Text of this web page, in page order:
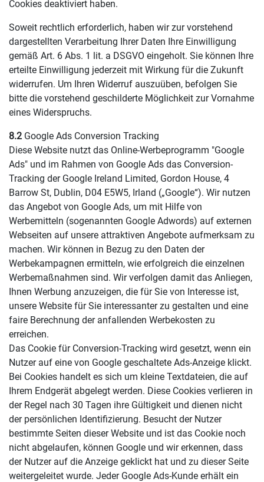
Cookies deaktiviert haben.
Soweit rechtlich erforderlich, haben wir zur vorstehend
dargestellten Verarbeitung Ihrer Daten Ihre Einwilligung
gemäß Art. 6 Abs. 1 lit. a DSGVO eingeholt. Sie können Ihre
erteilte Einwilligung jederzeit mit Wirkung für die Zukunft
widerrufen. Um Ihren Widerruf auszuüben, befolgen Sie
bitte die vorstehend geschilderte Möglichkeit zur Vornahme
eines Widerspruchs.
8.2 Google Ads Conversion Tracking
Diese Website nutzt das Online-Werbeprogramm "Google
Ads" und im Rahmen von Google Ads das Conversion-
Tracking der Google Ireland Limited, Gordon House, 4
Barrow St, Dublin, D04 E5W5, Irland („Google“). Wir nutzen
das Angebot von Google Ads, um mit Hilfe von
Werbemitteln (sogenannten Google Adwords) auf externen
Webseiten auf unsere attraktiven Angebote aufmerksam zu
machen. Wir können in Bezug zu den Daten der
Werbekampagnen ermitteln, wie erfolgreich die einzelnen
Werbemaßnahmen sind. Wir verfolgen damit das Anliegen,
Ihnen Werbung anzuzeigen, die für Sie von Interesse ist,
unsere Website für Sie interessanter zu gestalten und eine
faire Berechnung der anfallenden Werbekosten zu
erreichen.
Das Cookie für Conversion-Tracking wird gesetzt, wenn ein
Nutzer auf eine von Google geschaltete Ads-Anzeige klickt.
Bei Cookies handelt es sich um kleine Textdateien, die auf
Ihrem Endgerät abgelegt werden. Diese Cookies verlieren in
der Regel nach 30 Tagen ihre Gültigkeit und dienen nicht
der persönlichen Identifizierung. Besucht der Nutzer
bestimmte Seiten dieser Website und ist das Cookie noch
nicht abgelaufen, können Google und wir erkennen, dass
der Nutzer auf die Anzeige geklickt hat und zu dieser Seite
weitergeleitet wurde. Jeder Google Ads-Kunde erhält ein